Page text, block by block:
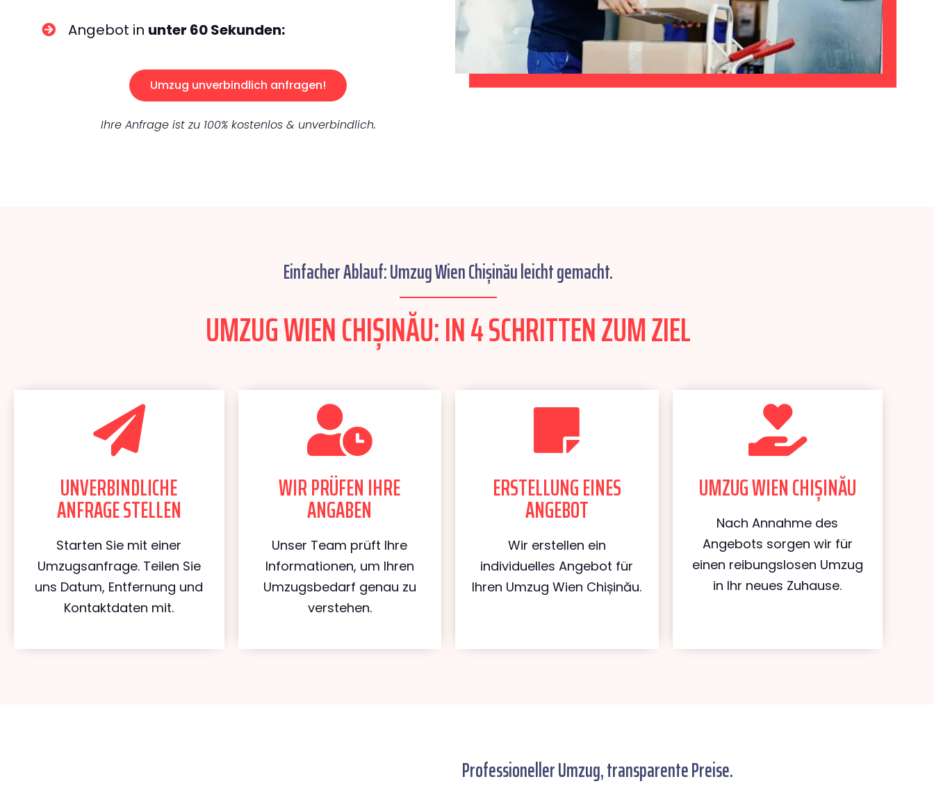
Angebot in unter 60 Sekunden:
Umzug unverbindlich anfragen!
Ihre Anfrage ist zu 100% kostenlos & unverbindlich.
Einfacher Ablauf: Umzug Wien Chișinău leicht gemacht.
UMZUG WIEN CHIȘINĂU: IN 4 SCHRITTEN ZUM ZIEL
UNVERBINDLICHE
ANFRAGE STELLEN
Starten Sie mit einer
Umzugsanfrage. Teilen Sie
uns Datum, Entfernung und
Kontaktdaten mit.
WIR PRÜFEN IHRE
ANGABEN
Unser Team prüft Ihre
Informationen, um Ihren
Umzugsbedarf genau zu
verstehen.
ERSTELLUNG EINES
ANGEBOT
Wir erstellen ein
individuelles Angebot für
Ihren Umzug Wien Chișinău.
UMZUG WIEN CHIȘINĂU
Nach Annahme des
Angebots sorgen wir für
einen reibungslosen Umzug
in Ihr neues Zuhause.
Professioneller Umzug, transparente Preise.